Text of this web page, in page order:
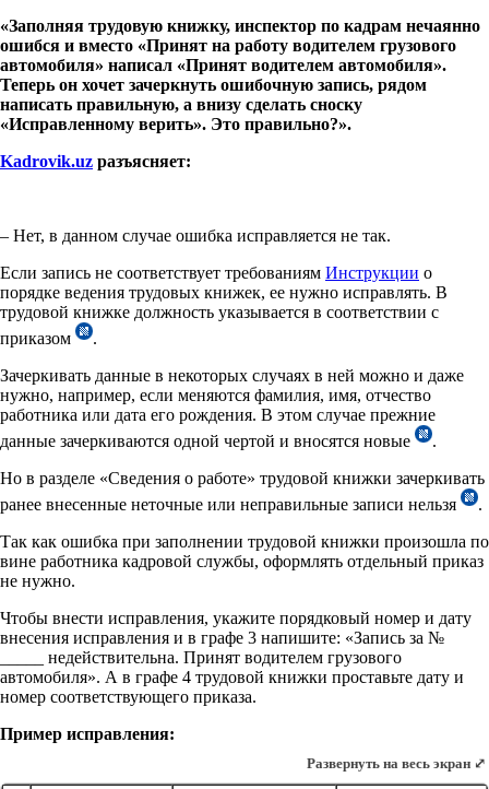
«Заполняя трудовую книжку, инспектор по кадрам нечаянно
ошибся и вместо «Принят на работу водителем грузового
автомобиля» написал «Принят водителем автомобиля».
Теперь он хочет зачеркнуть ошибочную запись, рядом
написать правильную, а внизу сделать сноску
«Исправленному верить». Это правильно?».
Kadrovik.uz разъясняет:
– Нет, в данном случае ошибка исправляется не так.
Если запись не соответствует требованиям Инструкции о
порядке ведения трудовых книжек, ее нужно исправлять. В
трудовой книжке должность указывается в соответствии с
приказом
.
Зачеркивать данные в некоторых случаях в ней можно и даже
нужно, например, если меняются фамилия, имя, отчество
работника или дата его рождения. В этом случае прежние
данные зачеркиваются одной чертой и вносятся новые
.
Но в разделе «Сведения о работе» трудовой книжки зачеркивать
ранее внесенные неточные или неправильные записи нельзя
.
Так как ошибка при заполнении трудовой книжки произошла по
вине работника кадровой службы, оформлять отдельный приказ
не нужно.
Чтобы внести исправления, укажите порядковый номер и дату
внесения исправления и в графе 3 напишите: «Запись за №
_____ недействительна. Принят водителем грузового
автомобиля». А в графе 4 трудовой книжки проставьте дату и
номер соответствующего приказа.
Пример исправления:
Развернуть на весь экран ⤢